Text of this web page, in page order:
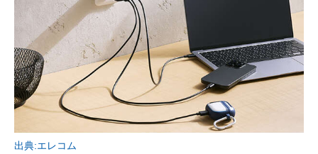
ビジネスと働き方のヒント
AI活用のいまが分かる
企業ITのトレンドを詳説
経営リーダーのコミュニティ
マーケ×ITの今がよく分かる
出典:エレコム